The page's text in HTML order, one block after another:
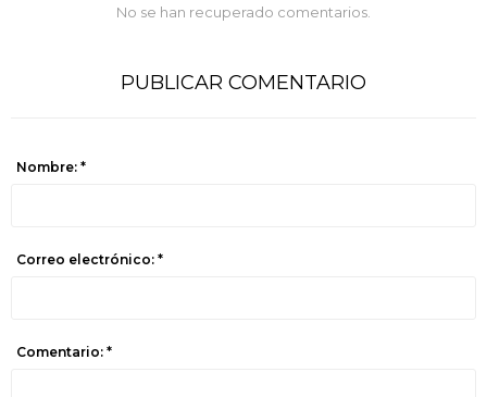
No se han recuperado comentarios.
PUBLICAR COMENTARIO
Nombre: *
Correo electrónico: *
Comentario: *